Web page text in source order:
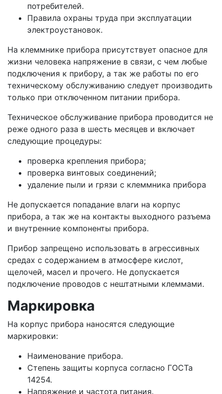
потребителей.
Правила охраны труда при эксплуатации
электроустановок.
На клеммнике прибора присутствует опасное для
жизни человека напряжение в связи, с чем любые
подключения к прибору, а так же работы по его
техническому обслуживанию следует производить
только при отключенном питании прибора.
Техническое обслуживание прибора проводится не
реже одного раза в шесть месяцев и включает
следующие процедуры:
проверка крепления прибора;
проверка винтовых соединений;
удаление пыли и грязи с клеммника прибора
Не допускается попадание влаги на корпус
прибора, а так же на контакты выходного разъема
и внутренние компоненты прибора.
Прибор запрещено использовать в агрессивных
средах с содержанием в атмосфере кислот,
щелочей, масел и прочего. Не допускается
подключение проводов с нештатными клеммами.
Маркировка
На корпус прибора наносятся следующие
маркировки:
Наименование прибора.
Степень защиты корпуса согласно ГОСТа
14254.
Напряжение и частота питания.